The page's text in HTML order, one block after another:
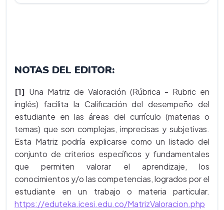
NOTAS DEL EDITOR:
[1] Una Matriz de Valoración (Rúbrica - Rubric en
inglés) facilita la Calificación del desempeño del
estudiante en las áreas del currículo (materias o
temas) que son complejas, imprecisas y subjetivas.
Esta Matriz podría explicarse como un listado del
conjunto de criterios específicos y fundamentales
que permiten valorar el aprendizaje, los
conocimientos y/o las competencias, logrados por el
estudiante en un trabajo o materia particular.
https://eduteka.icesi.edu.co/MatrizValoracion.php